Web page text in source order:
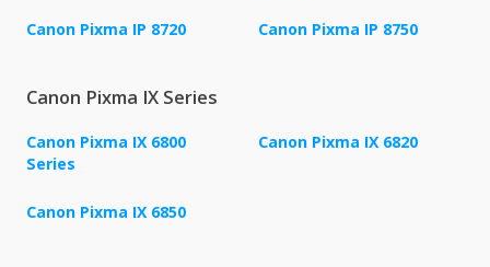
Canon Pixma IP 8720 Canon Pixma IP 8750
Canon Pixma IX Series
Canon Pixma IX 6800
Series
Canon Pixma IX 6820
Canon Pixma IX 6850